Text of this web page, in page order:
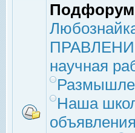
научная
Наша
объявления